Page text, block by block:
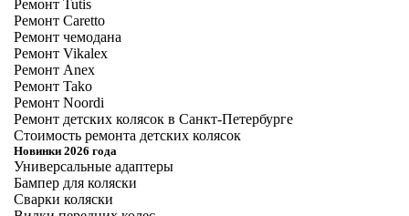
Ремонт Tutis
Ремонт Caretto
Ремонт чемодана
Ремонт Vikalex
Ремонт Anex
Ремонт Tako
Ремонт Noordi
Ремонт детских колясок в Санкт-Петербурге
Стоимость ремонта детских колясок
Новинки 2026 года
Универсальные адаптеры
Бампер для коляски
Сварки коляски